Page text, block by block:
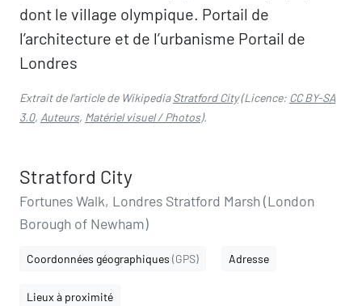
dont le village olympique. Portail de
l’architecture et de l’urbanisme Portail de
Londres
Extrait de l'article de WikipediaStratford City(Licence: CC BY-SA
3.0, Auteurs, Matériel visuel / Photos).
Stratford City
Fortunes Walk, Londres Stratford Marsh (London
Borough of Newham)
Coordonnées géographiques (GPS) Adresse
Lieux à proximité